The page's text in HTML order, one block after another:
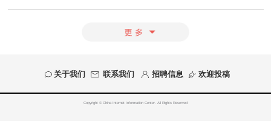
关于我们 联系我们 招聘信息 欢迎投稿
Copyright © China Internet Information Center. All Rights Reserved